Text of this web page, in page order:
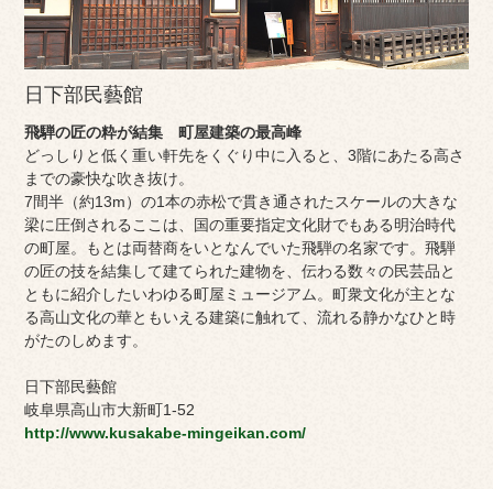
日下部民藝館
飛騨の匠の粋が結集 町屋建築の最高峰
どっしりと低く重い軒先をくぐり中に入ると、3階にあたる高さ
までの豪快な吹き抜け。
7間半（約13m）の1本の赤松で貫き通されたスケールの大きな
梁に圧倒されるここは、国の重要指定文化財でもある明治時代
の町屋。もとは両替商をいとなんでいた飛騨の名家です。飛騨
の匠の技を結集して建てられた建物を、伝わる数々の民芸品と
ともに紹介したいわゆる町屋ミュージアム。町衆文化が主とな
る高山文化の華ともいえる建築に触れて、流れる静かなひと時
がたのしめます。
日下部民藝館
岐阜県高山市大新町1-52
http://www.kusakabe-mingeikan.com/